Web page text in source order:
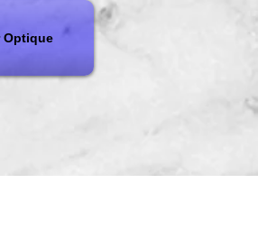
Optique